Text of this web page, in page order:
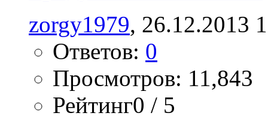
zorgy1979, 26.12.2013
Ответов: 0
Просмотров: 11,843
Рейтинг0 / 5